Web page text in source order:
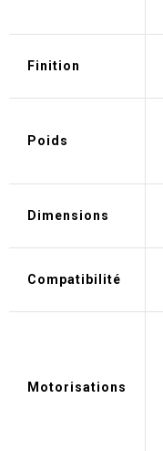
Finition
Poids
Dimensions
Compatibilité
Motorisations